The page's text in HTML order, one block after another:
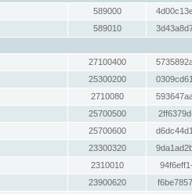
589000
589010
27100400
25300200
2710080
25700500
25700600
23300320
2310010
23900620